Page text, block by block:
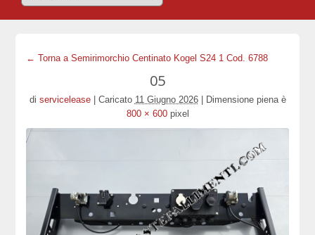
← Torna a Semirimorchio Centinato Kogel S24 1 Cod. 6788
05
di servicelease Caricato 11 Giugno 2026
Dimensione piena è
800 × 600pixel